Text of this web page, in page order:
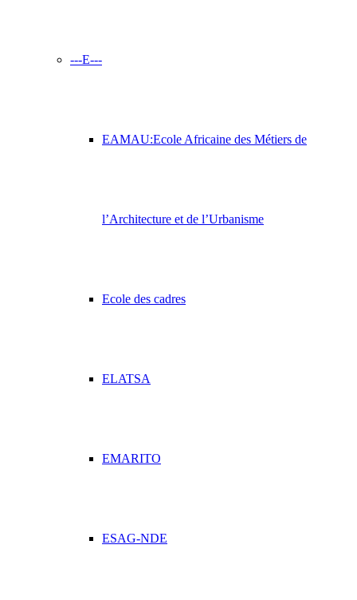
---E---
EAMAU:Ecole Africaine des Métiers de
l’Architecture et de l’Urbanisme
Ecole des cadres
ELATSA
EMARITO
ESAG-NDE